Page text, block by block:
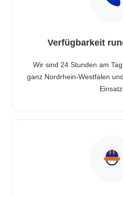
Verfügbarkeit
Wir sind 24 Stunden am
ganz Nordrhein-Westfalen
Einsatz.